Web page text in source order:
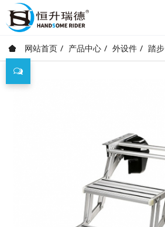
网站首页 产品中心 外设件 踏步